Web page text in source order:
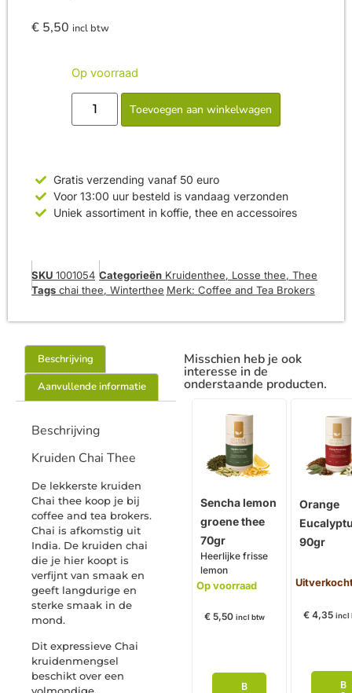
€ 5,50 incl btw
Op voorraad
Toevoegen aan winkelwagen
Gratis verzending vanaf 50 euro
Voor 13:00 uur besteld is vandaag verzonden
Uniek assortiment in koffie, thee en accessoires
SKU 1001054 Categorieën Kruidenthee, Losse thee, Thee
Tags chai thee, Winterthee Merk: Coffee and Tea Brokers
Beschrijving
Aanvullende informatie
Beschrijving
Kruiden Chai Thee
De lekkerste kruiden
Chai thee koop je bij
coffee and tea brokers.
Chai is afkomstig uit
India. De kruiden chai
die je hier koopt is
verfijnt van smaak en
geeft langdurige en
sterke smaak in de
mond.
Dit expressieve Chai
kruidenmengsel
beschikt over een
Misschien heb je ook
interesse in de
onderstaande producten.
Sencha lemon
groene thee
70gr
Heerlijke frisse
lemon
Op voorraad
€ 5,50 incl btw
B
Orange
90gr
€4,35 incl
B